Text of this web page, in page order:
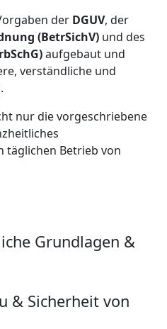
der DGUV, der
(BetrSichV) und des
aufgebaut und
verständliche und
nur die vorgeschriebene
täglichen Betrieb von
Grundlagen &
& Sicherheit von